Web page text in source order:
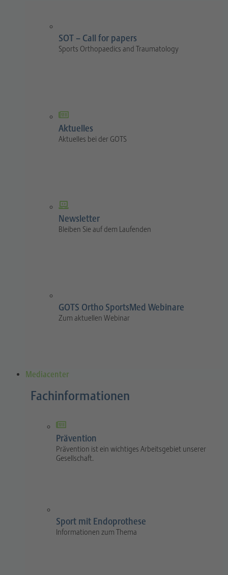
SOT – Call for papers
Sports Orthopaedics and Traumatology
Aktuelles
Aktuelles bei der GOTS
Newsletter
Bleiben Sie auf dem Laufenden
GOTS Ortho SportsMed Webinare
Zum aktuellen Webinar
Mediacenter
Fachinformationen
Prävention
Prävention ist ein wichtiges Arbeitsgebiet unserer
Gesellschaft.
Sport mit Endoprothese
Informationen zum Thema